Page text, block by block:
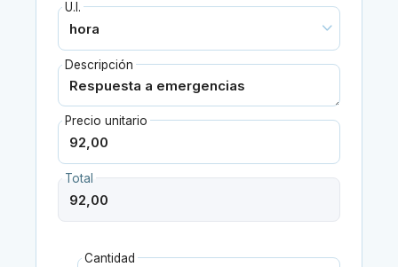
U.I.
Descripción
Precio unitario
Total
Cantidad